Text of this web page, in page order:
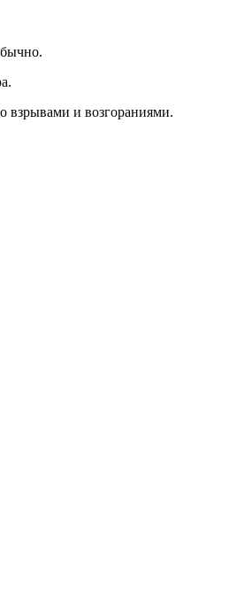
взрывами и возгораниями.